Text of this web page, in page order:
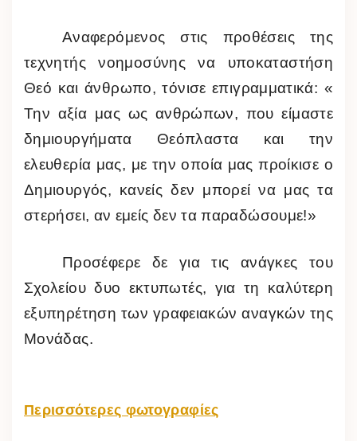
Αναφερόμενος στις προθέσεις της
τεχνητής νοημοσύνης να υποκαταστήση
Θεό και άνθρωπο, τόνισε επιγραμματικά: «
Την αξία μας ως ανθρώπων, που είμαστε
δημιουργήματα Θεόπλαστα και την
ελευθερία μας, με την οποία μας προίκισε ο
Δημιουργός, κανείς δεν μπορεί να μας τα
στερήσει, αν εμείς δεν τα παραδώσουμε!»
Προσέφερε δε για τις ανάγκες του
Σχολείου δυο εκτυπωτές, για τη καλύτερη
εξυπηρέτηση των γραφειακών αναγκών της
Μονάδας.
Περισσότερες φωτογραφίες